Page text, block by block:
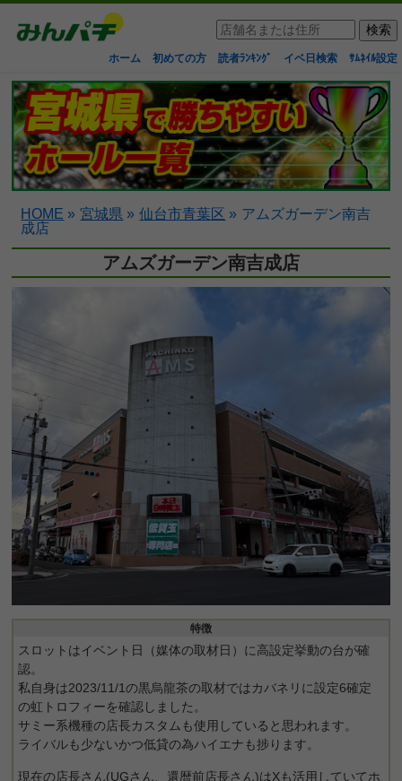
ホーム 初めての方 読者ﾗﾝｷﾝｸﾞ イベ日検索 ｻﾑﾈｲﾙ設定
HOME » 宮城県 » 仙台市青葉区 » アムズガーデン南吉
成店
アムズガーデン南吉成店
特徴
スロットはイベント日（媒体の取材日）に高設定挙動の台が確
認。
私自身は2023/11/1の黒烏龍茶の取材ではカバネリに設定6確定
の虹トロフィーを確認しました。
サミー系機種の店長カスタムも使用していると思われます。
ライバルも少ないかつ低貸の為ハイエナも捗ります。
現在の店長さん(UGさん、還暦前店長さん)はXも活用していてホ